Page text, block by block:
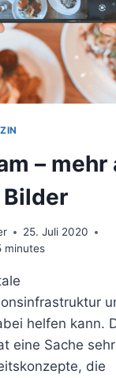
– mehr
25. Juli 2020
minutes
helfen kann.
eine Sache
die